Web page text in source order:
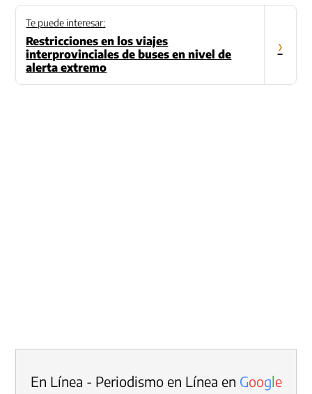
Te puede interesar:
Restricciones en los viajes
interprovinciales de buses en nivel de
alerta extremo
›
En Línea - Periodismo en Línea en Google